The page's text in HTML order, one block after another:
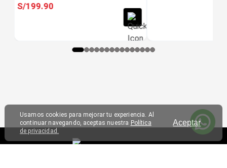
Aceptar
Usamos cookies para mejorar tu experiencia. Al
continuar navegando, aceptas nuestra Política
de privacidad.
S/199.90